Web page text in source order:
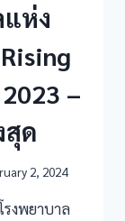
แห่ง
–
สุด
2, 2024
งพยาบาล